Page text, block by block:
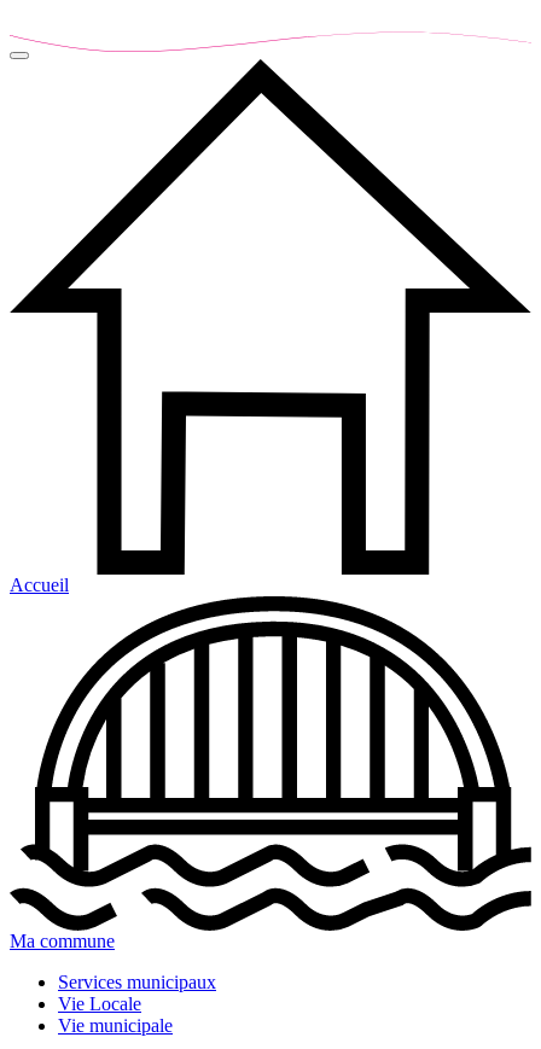
Accueil
Ma commune
Services municipaux
Vie Locale
Vie municipale